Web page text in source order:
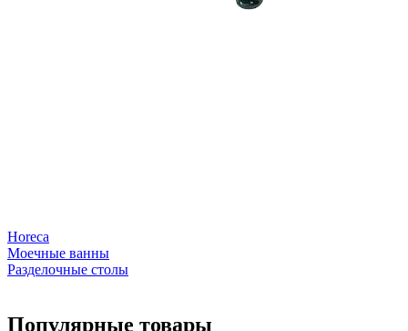
Horeca
Моечные ванны
Разделочные столы
Популярные товары